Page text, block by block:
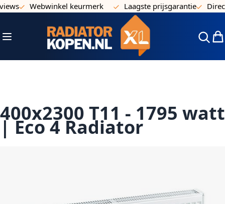
Ga naar de inhoud
Webwinkel keurmerk Laagste prijsgarantie Direct
Toggle Nav
400x2300 T11 - 1795 watt
| Eco 4 Radiator